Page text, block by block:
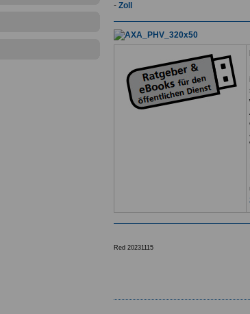
- Zoll
Red 20231115